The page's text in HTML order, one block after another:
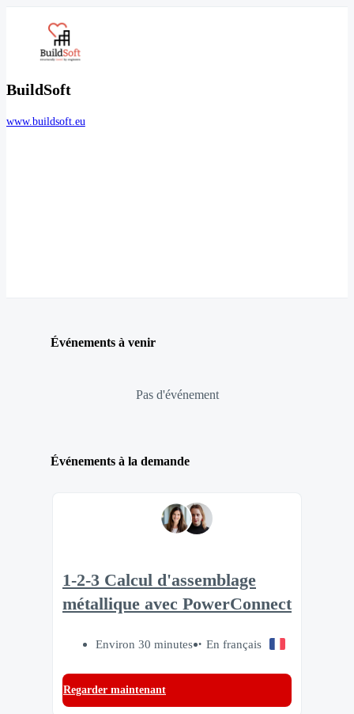
BuildSoft
www.buildsoft.eu
Événements à venir
Pas d'événement
Événements à la demande
1-2-3 Calcul d'assemblage
métallique avec PowerConnect
Environ 30 minutes En français
Regarder maintenant